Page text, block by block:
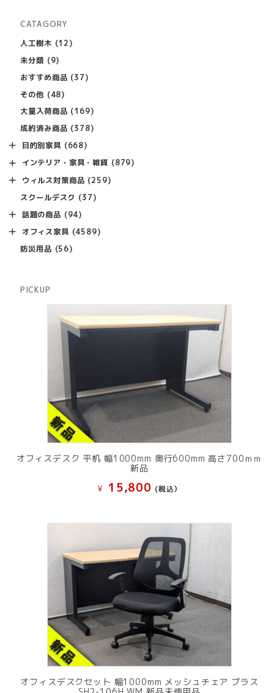
CATAGORY
人工樹木
1212
商
未分類 99
の
商
おすすめ商品 3737
商
その他 4848
の
商
大量入荷商品 169169
の
成約済み商品 378378
商
目的別家具 668668
の
商
インテリア・家具・雑貨 879879
ウィルス対策商品 259259
スクールデスク 3737
商
話題の商品 9494
の
オフィス家具 45894589
防災用品 5656
PICKUP
オフィスデスク 平机 幅1000mm 奥行600mm 高さ700ｍｍ
新品
¥ 15,800 (税込）
オフィスデスクセット 幅1000mm メッシュチェア プラス